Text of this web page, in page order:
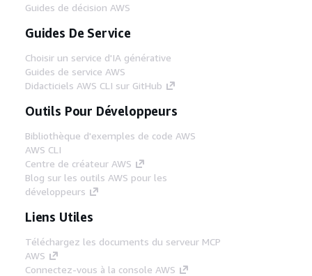
Guides de décision AWS
Guides De Service
Choisir un service d'IA générative
Guides de service AWS
Didacticiels AWS CLI sur GitHub
Outils Pour Développeurs
Bibliothèque d'exemples de code AWS
AWS CLI
Centre de créateur AWS
Blog sur les outils AWS pour les
développeurs
Liens Utiles
Téléchargez les documents du serveur MCP
AWS
Connectez-vous à la console AWS